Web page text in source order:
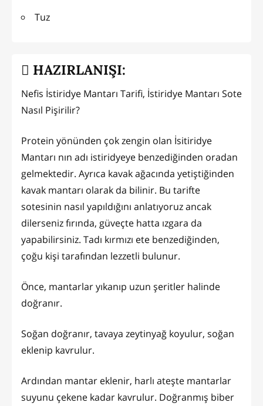
Tuz
HAZIRLANIŞI:
Nefis İstiridye Mantarı Tarifi, İstiridye Mantarı Sote
Nasıl Pişirilir?
Protein yönünden çok zengin olan İsitiridye
Mantarı nın adı istiridyeye benzediğinden oradan
gelmektedir. Ayrıca kavak ağacında yetiştiğinden
kavak mantarı olarak da bilinir. Bu tarifte
sotesinin nasıl yapıldığını anlatıyoruz ancak
dilerseniz fırında, güveçte hatta ızgara da
yapabilirsiniz. Tadı kırmızı ete benzediğinden,
çoğu kişi tarafından lezzetli bulunur.
Önce, mantarlar yıkanıp uzun şeritler halinde
doğranır.
Soğan doğranır, tavaya zeytinyağ koyulur, soğan
eklenip kavrulur.
Ardından mantar eklenir, harlı ateşte mantarlar
suyunu çekene kadar kavrulur. Doğranmış biber